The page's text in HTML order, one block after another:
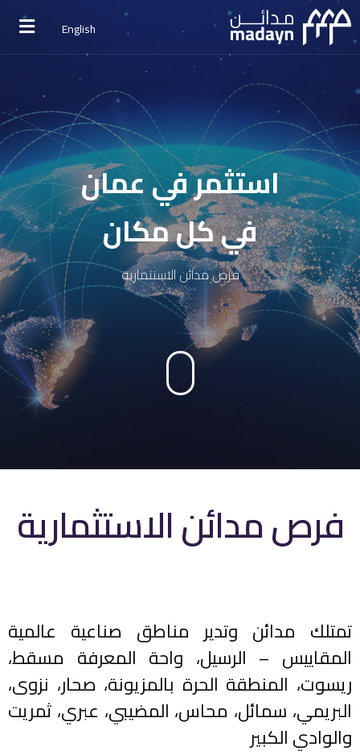
English
استثمر في عمان
في كل مكان
فرص مدائن الاستثمارية
فرص مدائن الاستثمارية
تمتلك مدائن وتدير مناطق صناعية عالمية
المقاييس – الرسيل، واحة المعرفة مسقط،
ريسوت، المنطقة الحرة بالمزيونة، صحار، نزوى،
البريمي، سمائل، محاس، المضيبي، عبري، ثمريت
والوادي الكبير